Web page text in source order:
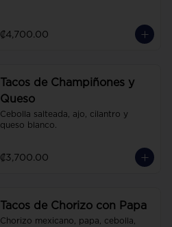
₡4,700.00
Tacos de Champiñones y
Queso
Cebolla salteada, ajo, cilantro y
queso blanco.
₡3,700.00
Tacos de Chorizo con Papa
Chorizo mexicano, papa, cebolla,